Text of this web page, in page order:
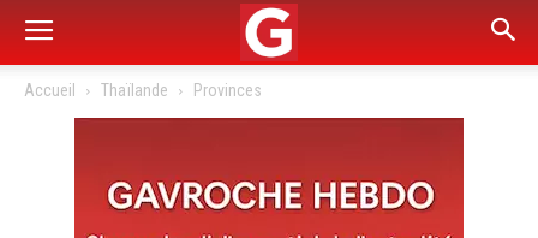
Accueil Thaïlande Provinces